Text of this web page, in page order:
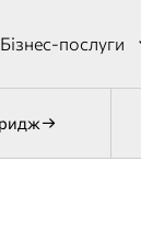
Бізнес-послуги